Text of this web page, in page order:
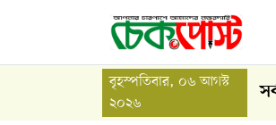
বৃহস্পতিবার, ০৬ আগস্ট
২০২৬